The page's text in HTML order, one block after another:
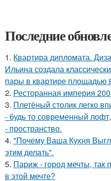
Последние
1. Квартира дипломата.
Ильина создала
пары в квартире площадью
2. Ресторанная империя
3. Плетёный столик легко
- будь то современный
- пространство.
4. "Почему Ваша Кухня
этим делать".
5. Париж - город мечты, так
в этой мечте?